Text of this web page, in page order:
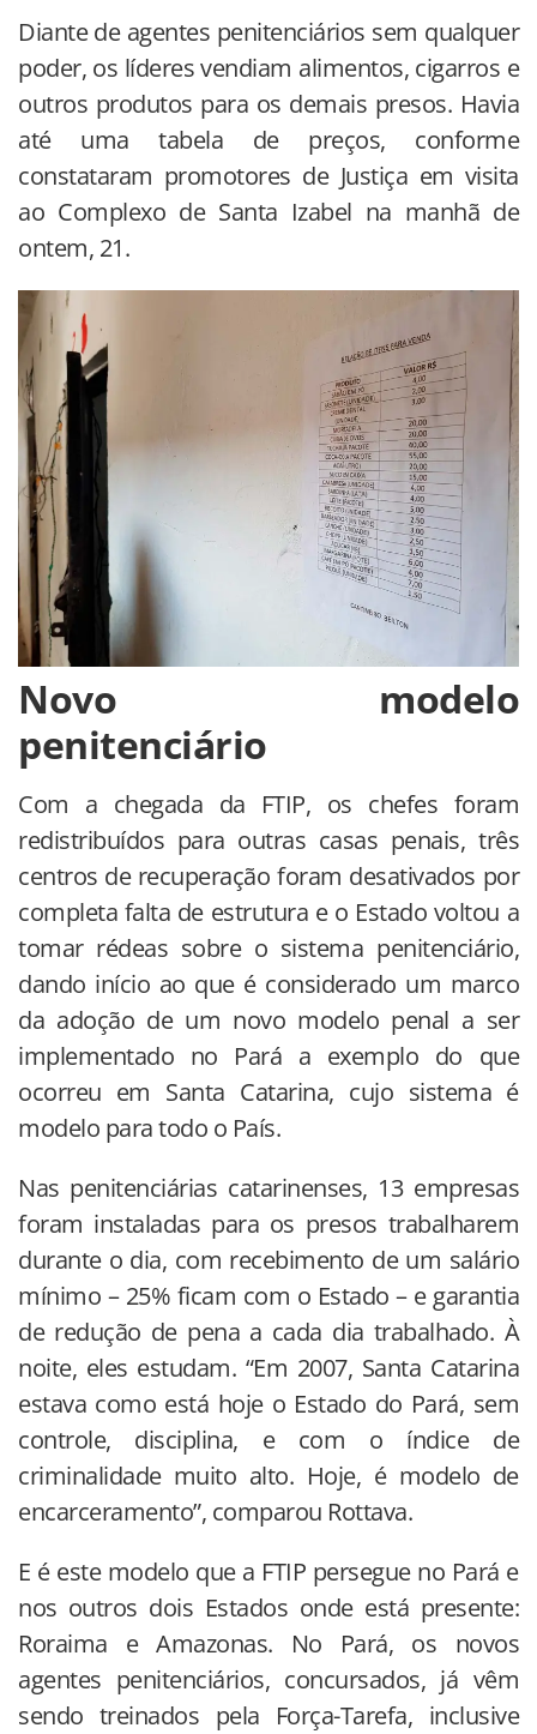
Diante de agentes penitenciários sem qualquer
poder, os líderes vendiam alimentos, cigarros e
outros produtos para os demais presos. Havia
até uma tabela de preços, conforme
constataram promotores de Justiça em visita
ao Complexo de Santa Izabel na manhã de
ontem, 21.
Novo modelo
penitenciário
Com a chegada da FTIP, os chefes foram
redistribuídos para outras casas penais, três
centros de recuperação foram desativados por
completa falta de estrutura e o Estado voltou a
tomar rédeas sobre o sistema penitenciário,
dando início ao que é considerado um marco
da adoção de um novo modelo penal a ser
implementado no Pará a exemplo do que
ocorreu em Santa Catarina, cujo sistema é
modelo para todo o País.
Nas penitenciárias catarinenses, 13 empresas
foram instaladas para os presos trabalharem
durante o dia, com recebimento de um salário
mínimo – 25% ficam com o Estado – e garantia
de redução de pena a cada dia trabalhado. À
noite, eles estudam. “Em 2007, Santa Catarina
estava como está hoje o Estado do Pará, sem
controle, disciplina, e com o índice de
criminalidade muito alto. Hoje, é modelo de
encarceramento”, comparou Rottava.
E é este modelo que a FTIP persegue no Pará e
nos outros dois Estados onde está presente:
Roraima e Amazonas. No Pará, os novos
agentes penitenciários, concursados, já vêm
sendo treinados pela Força-Tarefa, inclusive